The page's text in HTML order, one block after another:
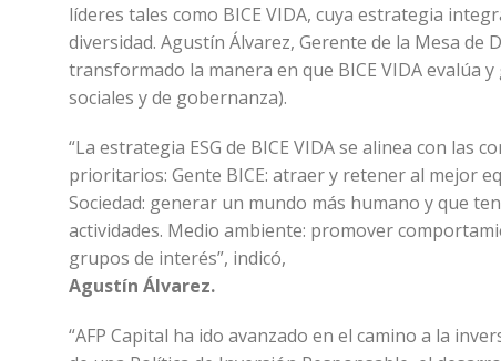
líderes tales como BICE VIDA, cuya estrategia
diversidad. Agustín Álvarez, Gerente de la Mesa de
transformado la manera en que BICE VIDA evalúa
sociales y de gobernanza).
“La estrategia ESG de BICE VIDA se alinea con las
prioritarios: Gente BICE: atraer y retener al mejor
Sociedad: generar un mundo más humano y que
actividades. Medio ambiente: promover
grupos de interés”, indicó,
Agustín Álvarez.
“AFP Capital ha ido avanzado en el camino a la